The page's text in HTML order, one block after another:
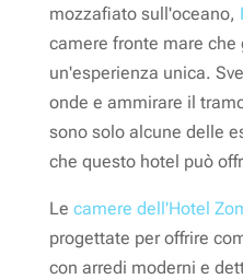
mozzafiato sull'oceano,
camere fronte mare che
un'esperienza unica.
onde e ammirare il
sono solo alcune delle
che questo hotel può
Le camere dell'Hotel
progettate per offrire
con arredi moderni e